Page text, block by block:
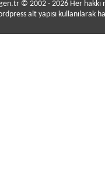
© 2002 - 2026 Her hakkı
alt yapısı kullanılarak